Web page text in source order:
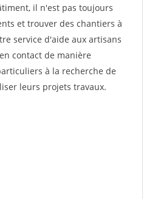
il n'est pas toujours
et trouver des chantiers à
service d'aide aux artisans
contact de manière
à la recherche de
leurs projets travaux.